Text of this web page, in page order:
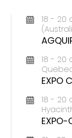
18 - 20
18 - 20
EXPO
18 - 20
EXPO-